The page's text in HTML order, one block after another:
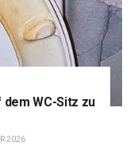
WC-Sitz zu
2026